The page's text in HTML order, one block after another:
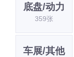
底盘/动力
359张
车展/其他